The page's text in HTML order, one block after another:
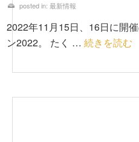
posted in: 最新情報
2022年11月15日、16日に開
ン2022。 たく … 続きを読む